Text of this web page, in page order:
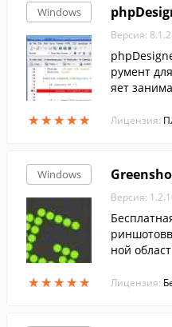
Windows
★★★★★
★★★★★
Версия:
румент
яет
-страниц
Лицензия:
Windows
★★★★★
★★★★★
Версия:
ной
Лицензия: